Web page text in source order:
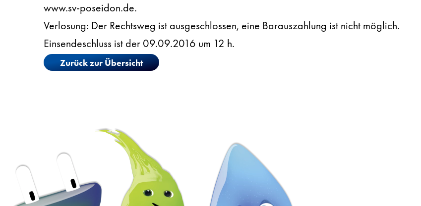
www.sv-poseidon.de.
Verlosung: Der Rechtsweg ist ausgeschlossen, eine Barauszahlung ist nicht möglich.
Einsendeschluss ist der 09.09.2016 um 12 h.
Zurück zur Übersicht